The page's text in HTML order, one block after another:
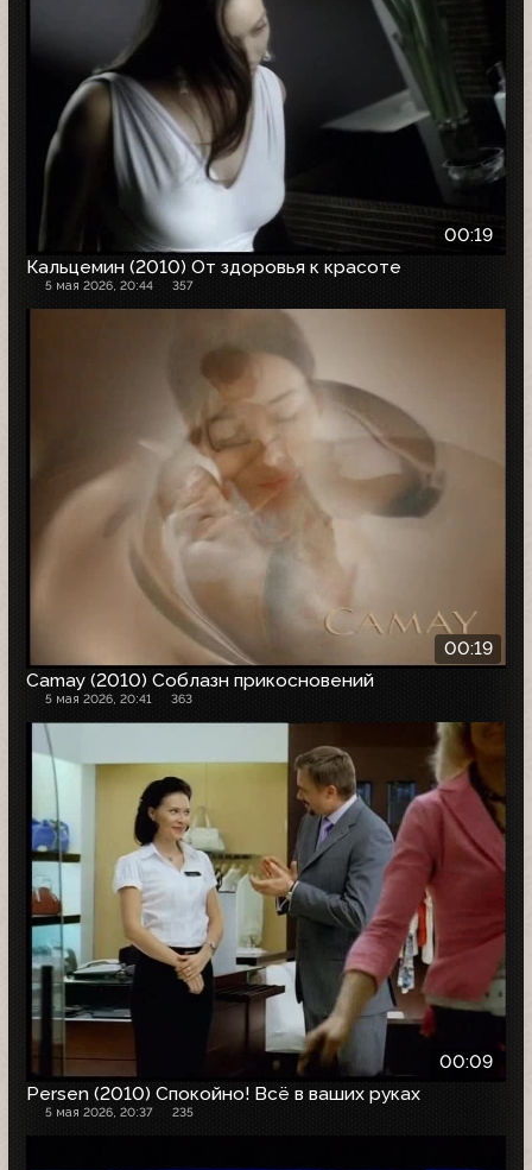
00:19
Кальцемин (2010) От здоровья к красоте
5 мая 2026, 20:44 357
00:19
Camay (2010) Соблазн прикосновений
5 мая 2026, 20:41 363
00:09
Persen (2010) Спокойно! Всё в ваших руках
5 мая 2026, 20:37 235